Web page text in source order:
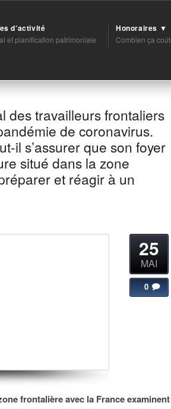
d’activité
et planification patrimoniale
Honoraires ▼
Combien ça
des travailleurs frontaliers
de coronavirus.
il s’assurer que son foyer
situé dans la zone
et réagir à un
frontalière avec la France examinent
25
MAI
0